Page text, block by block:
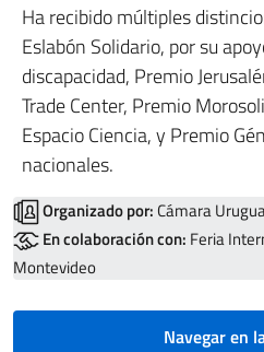
Ha recibido múltiples
Eslabón Solidario, por su
discapacidad, Premio
Trade Center, Premio
Espacio Ciencia, y Premio
nacionales.
Organizado por: Cámara
En colaboración con: Feria
Montevideo
Navegar en